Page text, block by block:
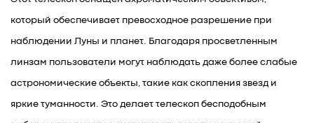
который обеспечивает превосходное разрешение при
наблюдении Луны и планет. Благодаря просветленным
линзам пользователи могут наблюдать даже более слабые
астрономические объекты, такие как скопления звезд и
яркие туманности. Это делает телескоп бесподобным